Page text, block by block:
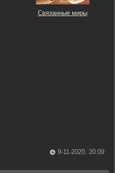
Связанные миры
9-11-2020, 20:09